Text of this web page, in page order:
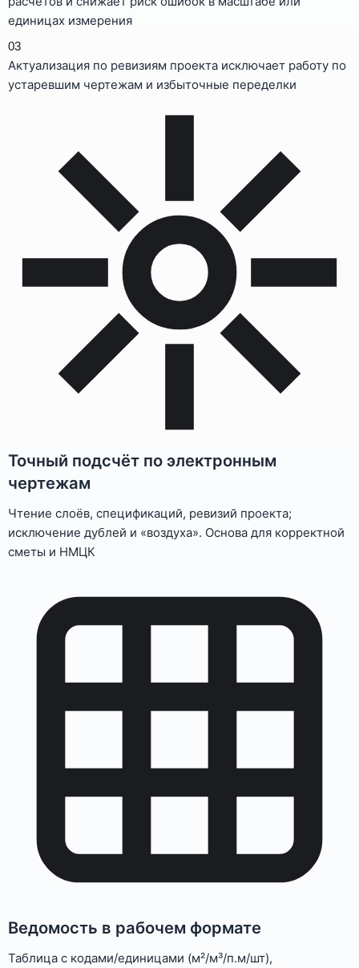
единицах измерения
03
Актуализация по ревизиям проекта исключает работу по
устаревшим чертежам и избыточные переделки
Точный подсчёт по электронным
чертежам
Чтение слоёв, спецификаций, ревизий проекта;
исключение дублей и «воздуха». Основа для корректной
сметы и НМЦК
Ведомость в рабочем формате
Таблица с кодами/единицами (м²/м³/п.м/шт),